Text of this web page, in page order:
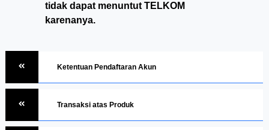
tidak dapat menuntut TELKOM
karenanya.
Ketentuan Pendaftaran Akun
Transaksi atas Produk